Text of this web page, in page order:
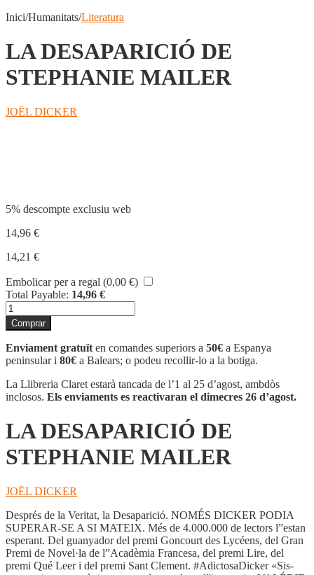
Inici/Humanitats/Literatura
LA DESAPARICIÓ DE
STEPHANIE MAILER
JOËL DICKER
5% descompte exclusiu web
14,96 €
14,21 €
Embolicar per a regal (0,00 €)
Total Payable: 14,96 €
quantitat
de
LA
DESAPARICIÓ
DE
STEPHANIE
MAILER
Comprar
Enviament gratuït en comandes superiors a 50€ a Espanya
peninsular i 80€ a Balears; o podeu recollir-lo a la botiga.
La Llibreria Claret estarà tancada de l’1 al 25 d’agost, ambdòs
inclosos. Els enviaments es reactivaran el dimecres 26 d’agost.
LA DESAPARICIÓ DE
STEPHANIE MAILER
JOËL DICKER
Després de la Veritat, la Desaparició. NOMÉS DICKER PODIA
SUPERAR-SE A SI MATEIX. Més de 4.000.000 de lectors l”estan
esperant. Del guanyador del premi Goncourt des Lycéens, del Gran
Premi de Novel·la de l”Acadèmia Francesa, del premi Lire, del
premi Qué Leer i del premi Sant Clement. #AdictosaDicker «Sis-